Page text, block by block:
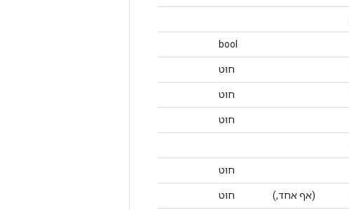
bool
חוּט
חוּט
חוּט
חוּט
(אף אחד,) חוּט